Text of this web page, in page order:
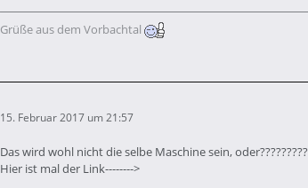
Grüße aus dem Vorbachtal
15. Februar 2017 um 21:57
Das wird wohl nicht die selbe Maschine sein, oder?????????
Hier ist mal der Link-------->